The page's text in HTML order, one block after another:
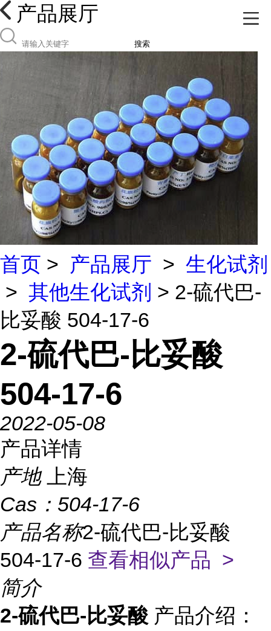
产品展厅
搜索
首页 > 产品展厅 > 生化试剂
> 其他生化试剂 > 2-硫代巴-
比妥酸 504-17-6
2-硫代巴-比妥酸
504-17-6
2022-05-08
产品详情
产地
上海
Cas： 504-17-6
产品名称2-硫代巴-比妥酸
504-17-6 查看相似产品 >
简介
2-硫代巴-比妥酸 产品介绍：